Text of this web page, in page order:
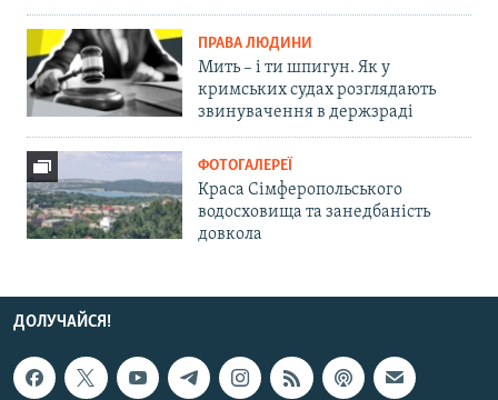
ПРАВА ЛЮДИНИ
Мить – і ти шпигун. Як у
кримських судах розглядають
звинувачення в держзраді
ФОТОГАЛЕРЕЇ
Краса Сімферопольського
водосховища та занедбаність
довкола
ДОЛУЧАЙСЯ!